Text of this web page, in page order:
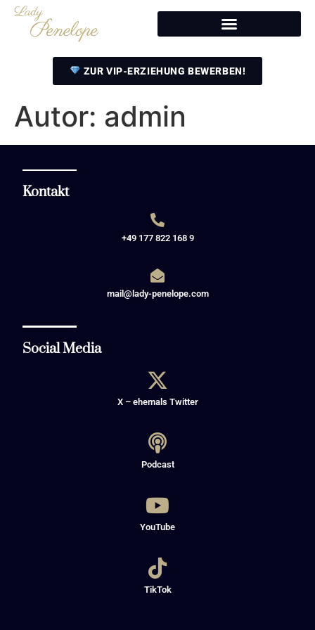
ZUR VIP-ERZIEHUNG BEWERBEN!
Autor: admin
Kontakt
+49 177 822 168 9
mail@lady-penelope.com
Social Media
X – ehemals Twitter
Podcast
YouTube
TikTok